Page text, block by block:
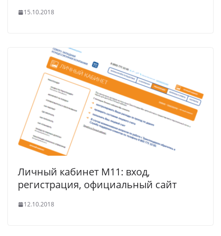
15.10.2018
Личный кабинет М11: вход,
регистрация, официальный сайт
12.10.2018